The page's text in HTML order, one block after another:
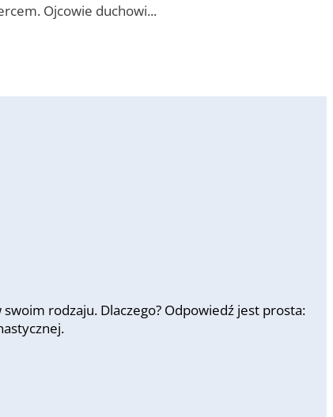
Ojcowie duchowi...
rodzaju. Dlaczego? Odpowiedź jest prosta: